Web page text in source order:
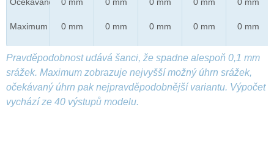
Očekáváno
Maximum
0 mm
0 mm
0 mm
0 mm
0 mm
0 mm
0 mm
0 mm
0 mm
0 mm
Pravděpodobnost udává šanci, že spadne alespoň 0,1 mm
srážek. Maximum zobrazuje nejvyšší možný úhrn srážek,
očekávaný úhrn pak nejpravděpodobnější variantu. Výpočet
vychází ze 40 výstupů modelu.